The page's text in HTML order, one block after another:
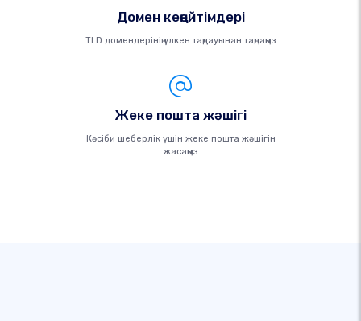
Домен кеңейтімдері
TLD домендерінің үлкен таңдауынан таңдаңыз
Жеке пошта жәшігі
Кәсіби шеберлік үшін жеке пошта жәшігін
жасаңыз